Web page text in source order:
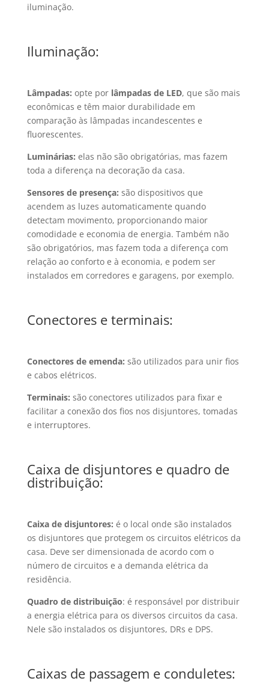
iluminação.
Iluminação:
Lâmpadas: opte por lâmpadas de LED, que são mais
econômicas e têm maior durabilidade em
comparação às lâmpadas incandescentes e
fluorescentes.
Luminárias: elas não são obrigatórias, mas fazem
toda a diferença na decoração da casa.
Sensores de presença: são dispositivos que
acendem as luzes automaticamente quando
detectam movimento, proporcionando maior
comodidade e economia de energia. Também não
são obrigatórios, mas fazem toda a diferença com
relação ao conforto e à economia, e podem ser
instalados em corredores e garagens, por exemplo.
Conectores e terminais:
Conectores de emenda: são utilizados para unir fios
e cabos elétricos.
Terminais: são conectores utilizados para fixar e
facilitar a conexão dos fios nos disjuntores, tomadas
e interruptores.
Caixa de disjuntores e quadro de
distribuição:
Caixa de disjuntores: é o local onde são instalados
os disjuntores que protegem os circuitos elétricos da
casa. Deve ser dimensionada de acordo com o
número de circuitos e a demanda elétrica da
residência.
Quadro de distribuição: é responsável por distribuir
a energia elétrica para os diversos circuitos da casa.
Nele são instalados os disjuntores, DRs e DPS.
Caixas de passagem e conduletes: